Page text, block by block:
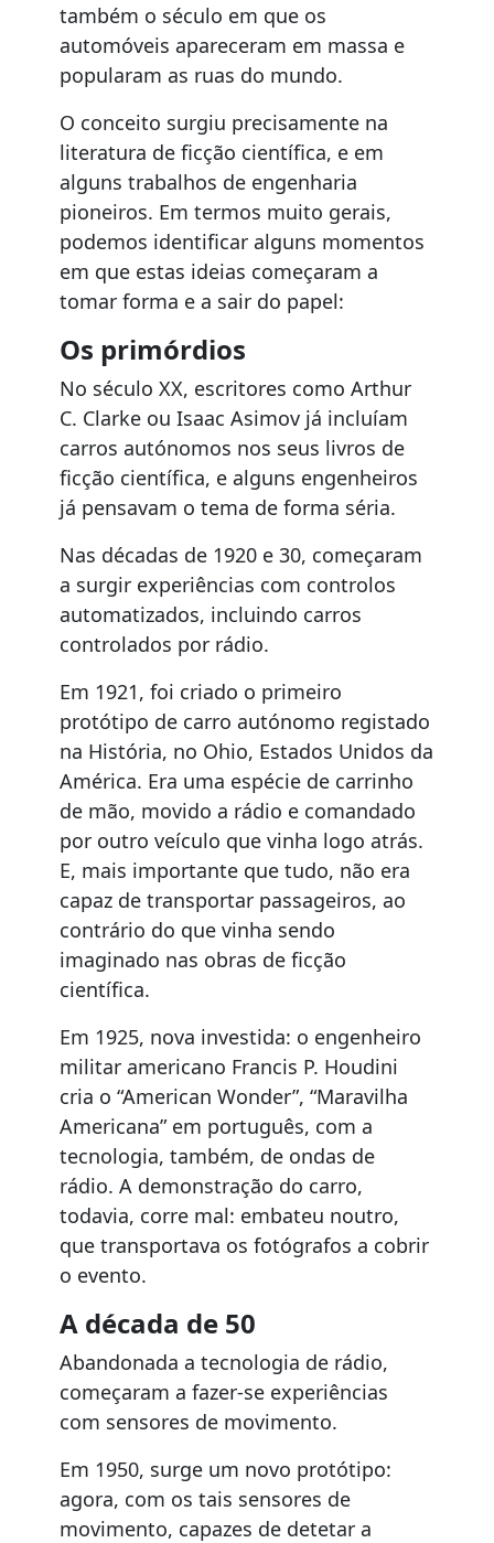
também o século em que os
automóveis apareceram em massa e
popularam as ruas do mundo.
O conceito surgiu precisamente na
literatura de ficção científica, e em
alguns trabalhos de engenharia
pioneiros. Em termos muito gerais,
podemos identificar alguns momentos
em que estas ideias começaram a
tomar forma e a sair do papel:
Os primórdios
No século XX, escritores como Arthur
C. Clarke ou Isaac Asimov já incluíam
carros autónomos nos seus livros de
ficção científica, e alguns engenheiros
já pensavam o tema de forma séria.
Nas décadas de 1920 e 30, começaram
a surgir experiências com controlos
automatizados, incluindo carros
controlados por rádio.
Em 1921, foi criado o primeiro
protótipo de carro autónomo registado
na História, no Ohio, Estados Unidos da
América. Era uma espécie de carrinho
de mão, movido a rádio e comandado
por outro veículo que vinha logo atrás.
E, mais importante que tudo, não era
capaz de transportar passageiros, ao
contrário do que vinha sendo
imaginado nas obras de ficção
científica.
Em 1925, nova investida: o engenheiro
militar americano Francis P. Houdini
cria o “American Wonder”, “Maravilha
Americana” em português, com a
tecnologia, também, de ondas de
rádio. A demonstração do carro,
todavia, corre mal: embateu noutro,
que transportava os fotógrafos a cobrir
o evento.
A década de 50
Abandonada a tecnologia de rádio,
começaram a fazer-se experiências
com sensores de movimento.
Em 1950, surge um novo protótipo:
agora, com os tais sensores de
movimento, capazes de detetar a